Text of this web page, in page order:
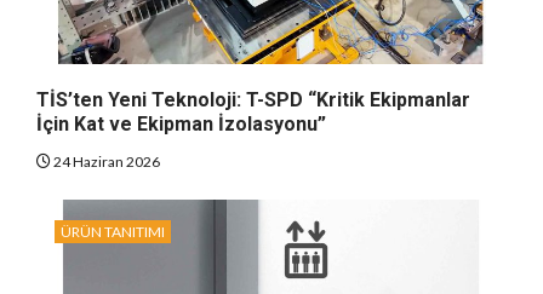
TİS’ten Yeni Teknoloji: T-SPD “Kritik Ekipmanlar
İçin Kat ve Ekipman İzolasyonu”
24 Haziran 2026
ÜRÜN TANITIMI